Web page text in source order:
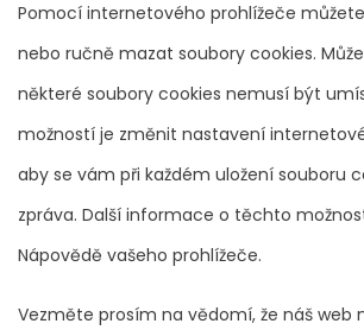
Pomocí internetového prohlížeče
nebo ručně mazat soubory cookies.
některé soubory cookies nemusí být
možností je změnit nastavení
aby se vám při každém uložení souboru
zpráva. Další informace o těchto
Nápovědě vašeho prohlížeče.
Vezměte prosím na vědomí, že náš web